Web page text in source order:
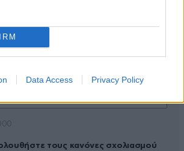
Data Access Privacy Policy
τους κανόνες σχολιασμού